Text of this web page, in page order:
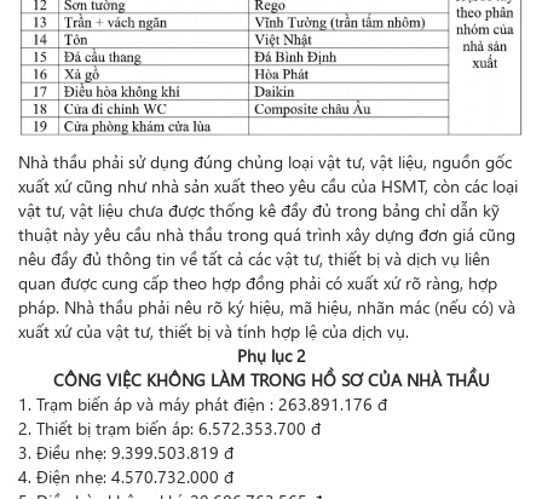
Nhà thầu phải sử dụng đúng chủng loại vật tư, vật liệu, nguồn gốc
xuất xứ cũng như nhà sản xuất theo yêu cầu của HSMT, còn các loại
vật tư, vật liệu chưa được thống kê đầy đủ trong bảng chỉ dẫn kỹ
thuật này yêu cầu nhà thầu trong quá trình xây dựng đơn giá cũng
nêu đầy đủ thông tin về tất cả các vật tư, thiết bị và dịch vụ liên
quan được cung cấp theo hợp đồng phải có xuất xứ rõ ràng, hợp
pháp. Nhà thầu phải nêu rõ ký hiệu, mã hiệu, nhãn mác (nếu có) và
xuất xứ của vật tư, thiết bị và tính hợp lệ của dịch vụ.
Phụ lục 2
CÔNG VIỆC KHÔNG LÀM TRONG HỒ SƠ CỦA NHÀ THẦU
1. Trạm biến áp và máy phát điện : 263.891.176 đ
2. Thiết bị trạm biến áp: 6.572.353.700 đ
3. Điều nhẹ: 9.399.503.819 đ
4. Điện nhẹ: 4.570.732.000 đ